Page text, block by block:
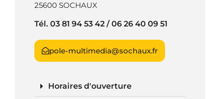
25600 SOCHAUX
Tél. 03 81 94 53 42 / 06 26 40 09 51
pole-multimedia@sochaux.fr
Horaires d'ouverture